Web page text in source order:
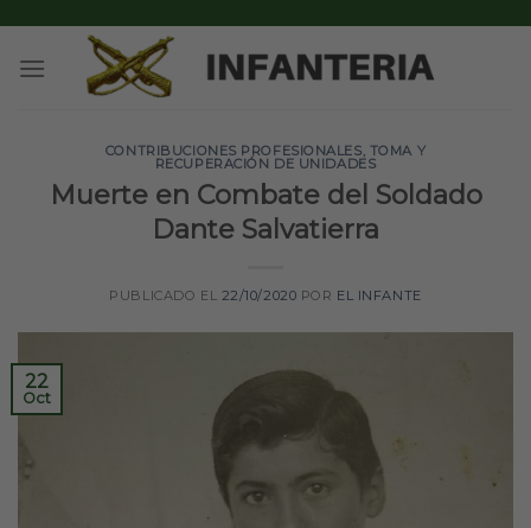
content
CONTRIBUCIONES PROFESIONALES, TOMA Y
RECUPERACIÓN DE UNIDADES
Muerte en Combate del Soldado
Dante Salvatierra
PUBLICADO EL 22/10/2020 POR EL INFANTE
22
Oct